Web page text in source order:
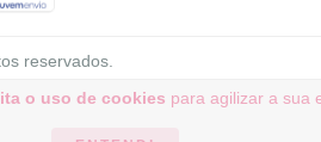
o uso de cookies para agilizar a sua
reservados.